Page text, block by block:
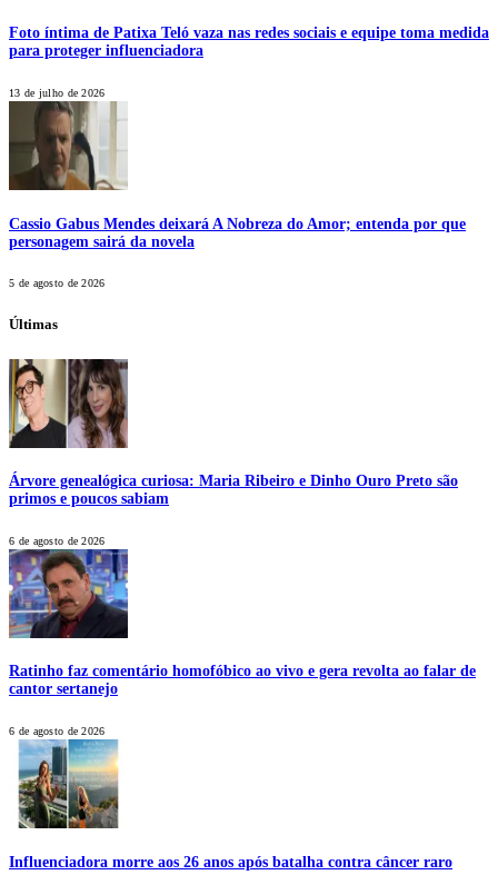
Foto íntima de Patixa Teló vaza nas redes sociais e equipe toma medida
para proteger influenciadora
13 de julho de 2026
Cassio Gabus Mendes deixará A Nobreza do Amor; entenda por que
personagem sairá da novela
5 de agosto de 2026
Últimas
Árvore genealógica curiosa: Maria Ribeiro e Dinho Ouro Preto são
primos e poucos sabiam
6 de agosto de 2026
Ratinho faz comentário homofóbico ao vivo e gera revolta ao falar de
cantor sertanejo
6 de agosto de 2026
Influenciadora morre aos 26 anos após batalha contra câncer raro